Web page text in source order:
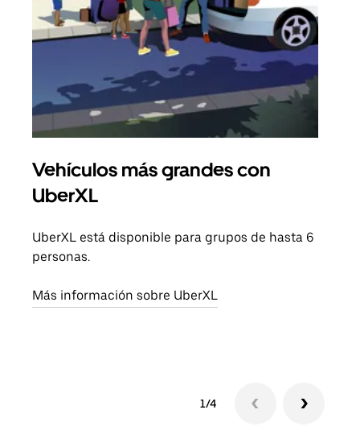
Vehículos más grandes con
UberXL
UberXL está disponible para grupos de hasta 6
personas.
Más información sobre UberXL
1/4